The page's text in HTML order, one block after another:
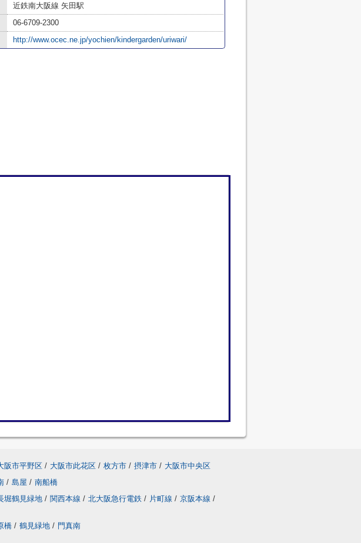
近鉄南大阪線 矢田駅
06-6709-2300
http://www.ocec.ne.jp/yochien/kindergarden/uriwari/
阪市平野区 / 大阪市此花区 / 枚方市 / 摂津市 / 大阪市中央区
/ 島屋 / 南船橋
堀鶴見緑地 / 関西本線 / 北大阪急行電鉄 / 片町線 / 京阪本線 /
橋 / 鶴見緑地 / 門真南